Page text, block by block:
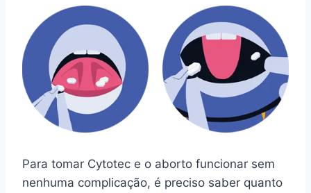
Para tomar Cytotec e o aborto funcionar sem
nenhuma complicação, é preciso saber quanto